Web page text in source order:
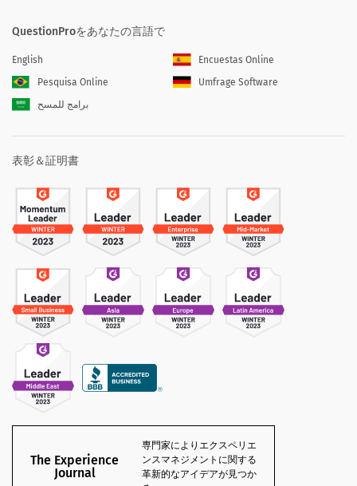
QuestionProをあなたの言語で
English
Encuestas Online
Pesquisa Online
Umfrage Software
برامج للمسح
表彰＆証明書
The Experience
Journal
専門家によりエクスペリエ
ンスマネジメントに関する
革新的なアイデアが見つか